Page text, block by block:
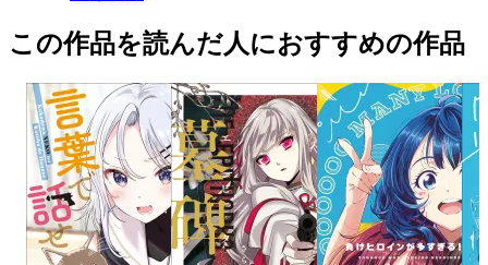
この作品を読んだ人におすすめの作品